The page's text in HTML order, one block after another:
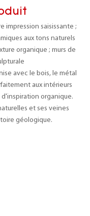
impression saisissante ;
aux tons naturels
organique ; murs de
avec le bois, le métal
aux intérieurs
organique.
et ses veines
géologique.